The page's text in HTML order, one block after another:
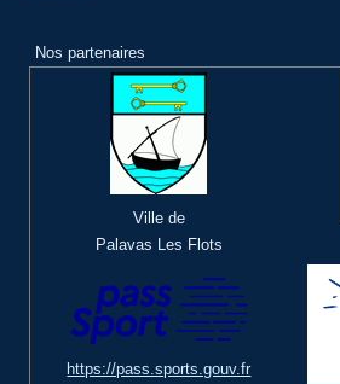
Nos partenaires
Ville de
Palavas Les Flots
https://pass.sports.gouv.fr